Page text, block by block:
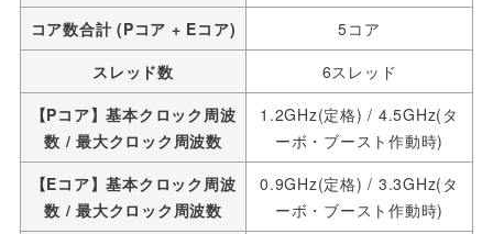
コア数合計 (Pコア + Eコア)
5コア
スレッド数
6スレッド
【Pコア】基本クロック周波
数 /最大クロック周波数
1.2GHz(定格)/ 4.5GHz(タ
ーボ・ブースト作動時)
【Eコア】基本クロック周波
数 / 最大クロック周波数
0.9GHz(定格) / 3.3GHz(タ
ーボ・ブースト作動時)